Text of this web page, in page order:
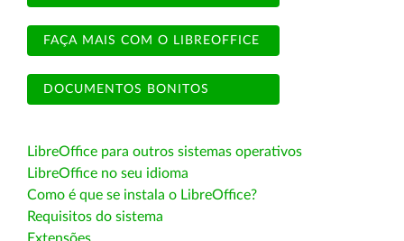
FAÇA MAIS COM O LIBREOFFICE
DOCUMENTOS BONITOS
LibreOffice para outros sistemas operativos
LibreOffice no seu idioma
Como é que se instala o LibreOffice?
Requisitos do sistema